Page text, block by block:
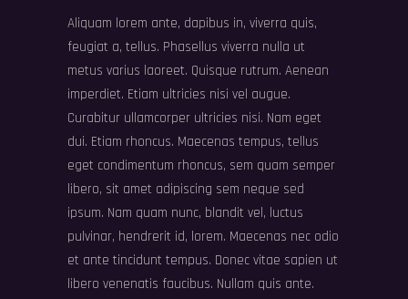
Aliquam lorem ante, dapibus in, viverra quis,
feugiat a, tellus. Phasellus viverra nulla ut
metus varius laoreet. Quisque rutrum. Aenean
imperdiet. Etiam ultricies nisi vel augue.
Curabitur ullamcorper ultricies nisi. Nam eget
dui. Etiam rhoncus. Maecenas tempus, tellus
eget condimentum rhoncus, sem quam semper
libero, sit amet adipiscing sem neque sed
ipsum. Nam quam nunc, blandit vel, luctus
pulvinar, hendrerit id, lorem. Maecenas nec odio
et ante tincidunt tempus. Donec vitae sapien ut
libero venenatis faucibus. Nullam quis ante.